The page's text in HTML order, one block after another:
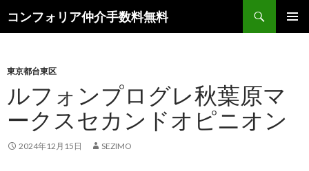
コンフォリア仲介手数料無料
索
ン
へ
ッ
東京都台東区
ルフォンプログレ秋葉原マ
ークスセカンドオピニオン
2024年12月15日 SEZIMO